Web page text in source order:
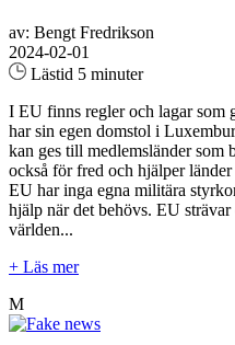
av: Bengt Fredrikson
2024-02-01
Lästid 5 minuter
I EU finns regler och lagar som
har sin egen domstol i
kan ges till medlemsländer som
också för fred och hjälper
EU har inga egna militära
hjälp när det behövs. EU strävar
världen...
+ Läs mer
M